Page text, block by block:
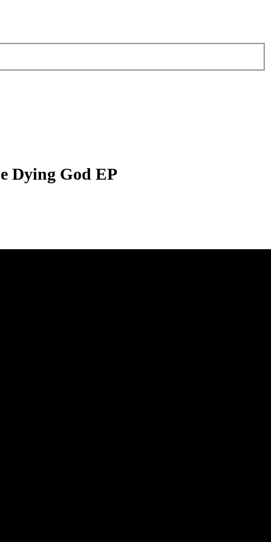
Dying God EP